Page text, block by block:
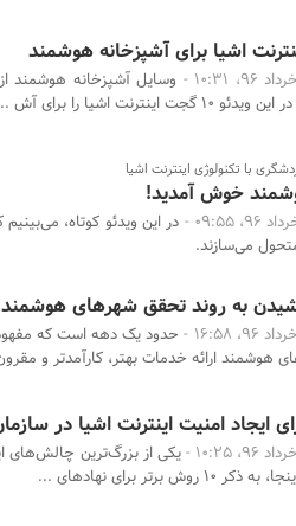
وسایل آشپزخانه هوشمند
اینترنت اشیا را برای آش ...
با تکنولوژی اینترنت اشیا
خوش آمدید!
در این ویدئو کوتاه،
می‌سازند.
به روند تحقق شهرهای هوشمند
حدود یک دهه است که
هوشمند ارائه خدمات بهتر، کارآمدتر و
برتر برای نهادهای ...